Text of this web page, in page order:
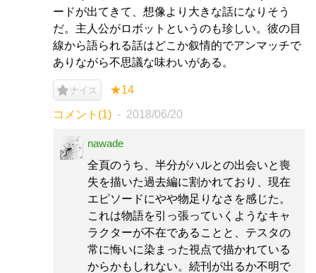
ードが出てきて、想像より大きな話になりそう
だ。主人公がロボットというのも珍しい。彼の目
線から語られる話はどこか叙情的でアンマッチで
ありながら不思議な味わいがある。
ナイス ★14
コメント(1) 2018/06/20
nawade
全頁のうち、半分がハルとの出会いと喪
失を描いた過去編に割かれており、現在
エピソードにやや物足りなさを感じた。
これは物語を引っ張っていくようなキャ
ラクターが不在であることと、テスタの
常に悔いに染まった視点で描かれている
からかもしれない。続刊が出るか不明で